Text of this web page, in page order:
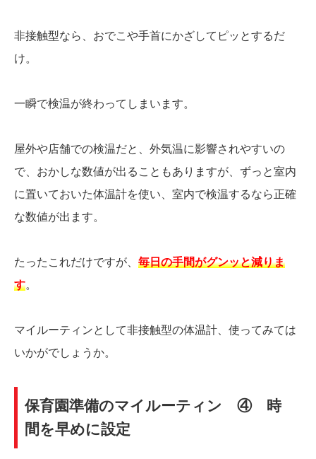
非接触型なら、おでこや手首にかざしてピッとするだ
け。
一瞬で検温が終わってしまいます。
屋外や店舗での検温だと、外気温に影響されやすいの
で、おかしな数値が出ることもありますが、ずっと室内
に置いておいた体温計を使い、室内で検温するなら正確
な数値が出ます。
たったこれだけですが、 毎日の手間がグンッと減りま
す。
マイルーティンとして非接触型の体温計、使ってみては
いかがでしょうか。
保育園準備のマイルーティン ④ 時
間を早めに設定